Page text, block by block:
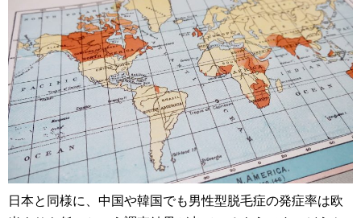
日本と同様に、中国や韓国でも男性型脱毛症の発症率は欧